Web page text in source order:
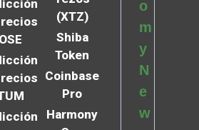
(XTZ)
Shiba
Token
Coinbase
Pro
Harmony
o
m
y
N
e
w